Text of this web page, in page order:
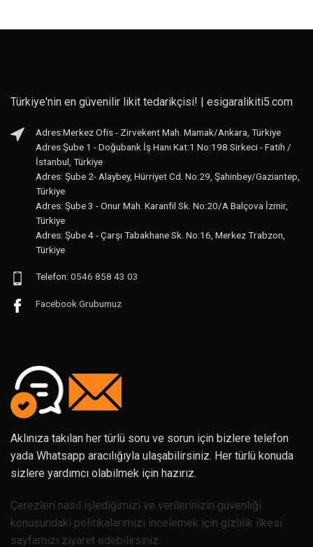
Türkiye'nin en güvenilir likit tedarikçisi! | esigaralikiti5.com
Adres:Merkez Ofis - Zirvekent Mah. Mamak/Ankara, Türkiye
Adres:Şube 1 - Doğubank İş Hanı Kat:1 No:198 Sirkeci - Fatih /
İstanbul, Türkiye
Adres: Şube 2- Alaybey, Hürriyet Cd. No:29, Şahinbey/Gaziantep,
Türkiye
Adres: Şube 3 - Onur Mah. Karanfil Sk. No:20/A Balçova İzmir,
Türkiye
Adres: Şube 4 - Çarşı Tabakhane Sk. No:16, Merkez Trabzon,
Türkiye
Telefon: 0546 858 43 03
Facebook Grubumuz
Aklınıza takılan her türlü soru ve sorun için bizlere telefon
yada Whatsapp aracılığıyla ulaşabilirsiniz. Her türlü konuda
sizlere yardımcı olabilmek için hazırız.
Çerezleri nasıl işlediğimizi ve verilerinizin güvenliği
konusundaki politikalarımızı incelemek için gizlilik ilkesi
sayfamızı ziyaret edebilirsiniz.